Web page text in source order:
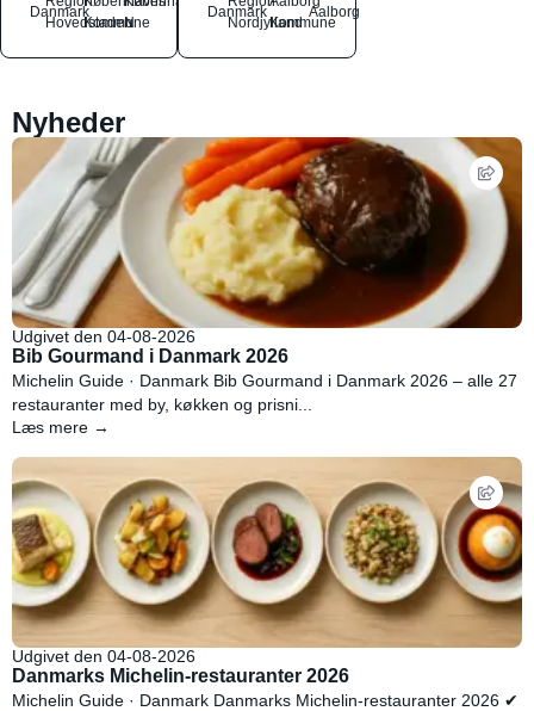
Danmark
Hovedstaden
Kommune
N
Danmark
NordjyllandKommune
Aalborg
Nyheder
Udgivet den 04-08-2026
Bib Gourmand i Danmark 2026
Michelin Guide · Danmark Bib Gourmand i Danmark 2026 – alle 27
restauranter med by, køkken og prisni...
Læs mere →
Udgivet den 04-08-2026
Danmarks Michelin-restauranter 2026
Michelin Guide · Danmark Danmarks Michelin-restauranter 2026 ✔